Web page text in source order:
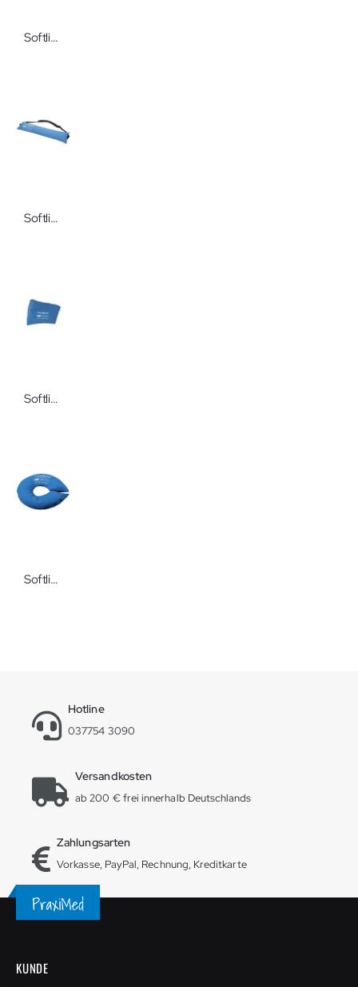
Softline CareWave® Hemi-Armkissen XL
Softline CareWave® Fersenentlastungsgurt
Softline CareWave® Abduktionskissen XL
Softline CareWave® Ringkissen M
Hotline
037754 3090
Versandkosten
ab 200 € frei innerhalb Deutschlands
Zahlungsarten
Vorkasse, PayPal, Rechnung, Kreditkarte
KUNDE